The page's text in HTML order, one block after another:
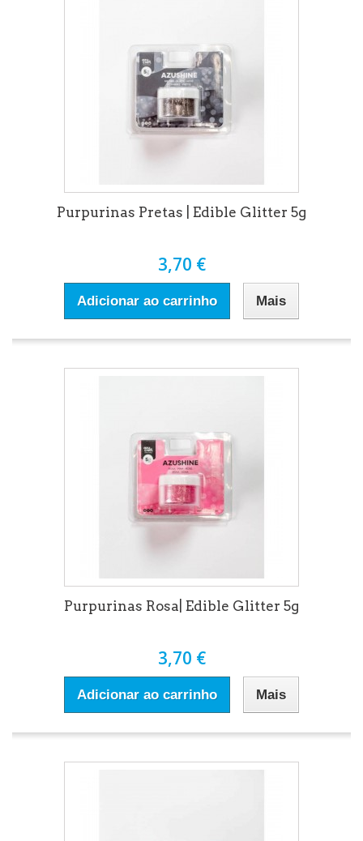
Purpurinas Pretas | Edible Glitter 5g
3,70 €
Adicionar ao carrinho Mais
Purpurinas Rosa| Edible Glitter 5g
3,70 €
Adicionar ao carrinho Mais